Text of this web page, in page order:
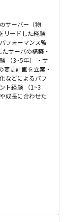
サーバー（物
リードした経験
フォーマンス監
サーバの構築・
（3~5年） ・サ
変更計画を立案・
などによるパフ
ト経験 （1~3
成長に合わせた